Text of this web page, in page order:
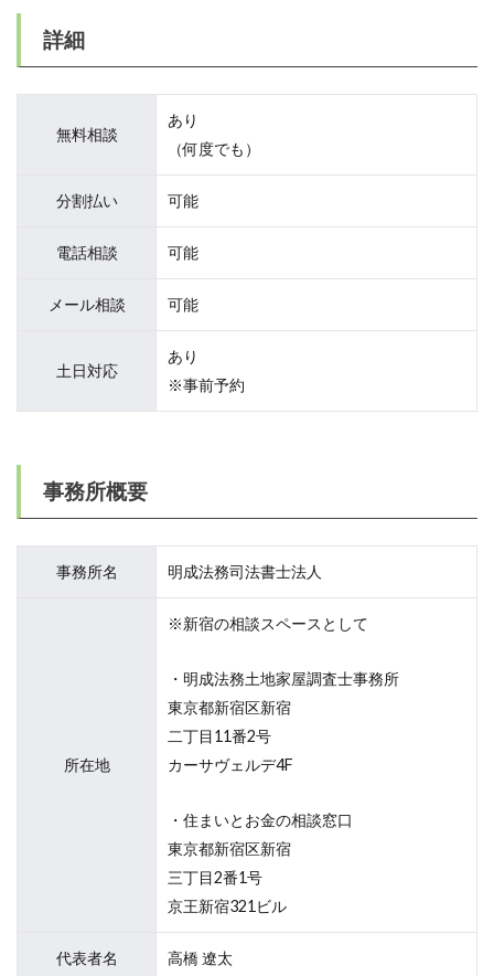
詳細
無料相談
あり
（何度でも）
分割払い 可能
電話相談 可能
メール相談 可能
土日対応
あり
※事前予約
事務所概要
事務所名 明成法務司法書士法人
所在地
※新宿の相談スペースとして
・明成法務土地家屋調査士事務所
東京都新宿区新宿
二丁目11番2号
カーサヴェルデ4F
・住まいとお金の相談窓口
東京都新宿区新宿
三丁目2番1号
京王新宿321ビル
代表者名 高橋 遼太